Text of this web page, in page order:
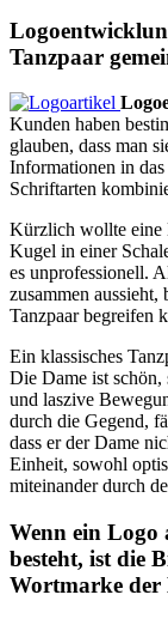
Tanzpaar
Kunden haben
glauben, dass man
Informationen in
Schriftarten
Kürzlich wollte eine
Kugel in einer
es unprofessionell.
zusammen
Tanzpaar begreifen
Ein klassisches
Die Dame ist
und laszive
durch die Gegend,
dass er der Dame
Einheit, sowohl
miteinander durch
Wenn ein Logo
besteht, ist die
Wortmarke der